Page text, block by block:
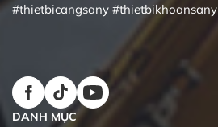
#thietbicangsany #thietbikhoansany
DANH MỤC